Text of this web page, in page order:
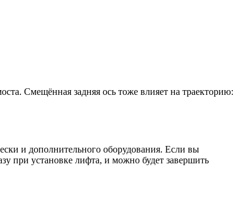
Смещённая задняя ось тоже влияет на траекторию:
и дополнительного оборудования. Если вы
при установке лифта, и можно будет завершить